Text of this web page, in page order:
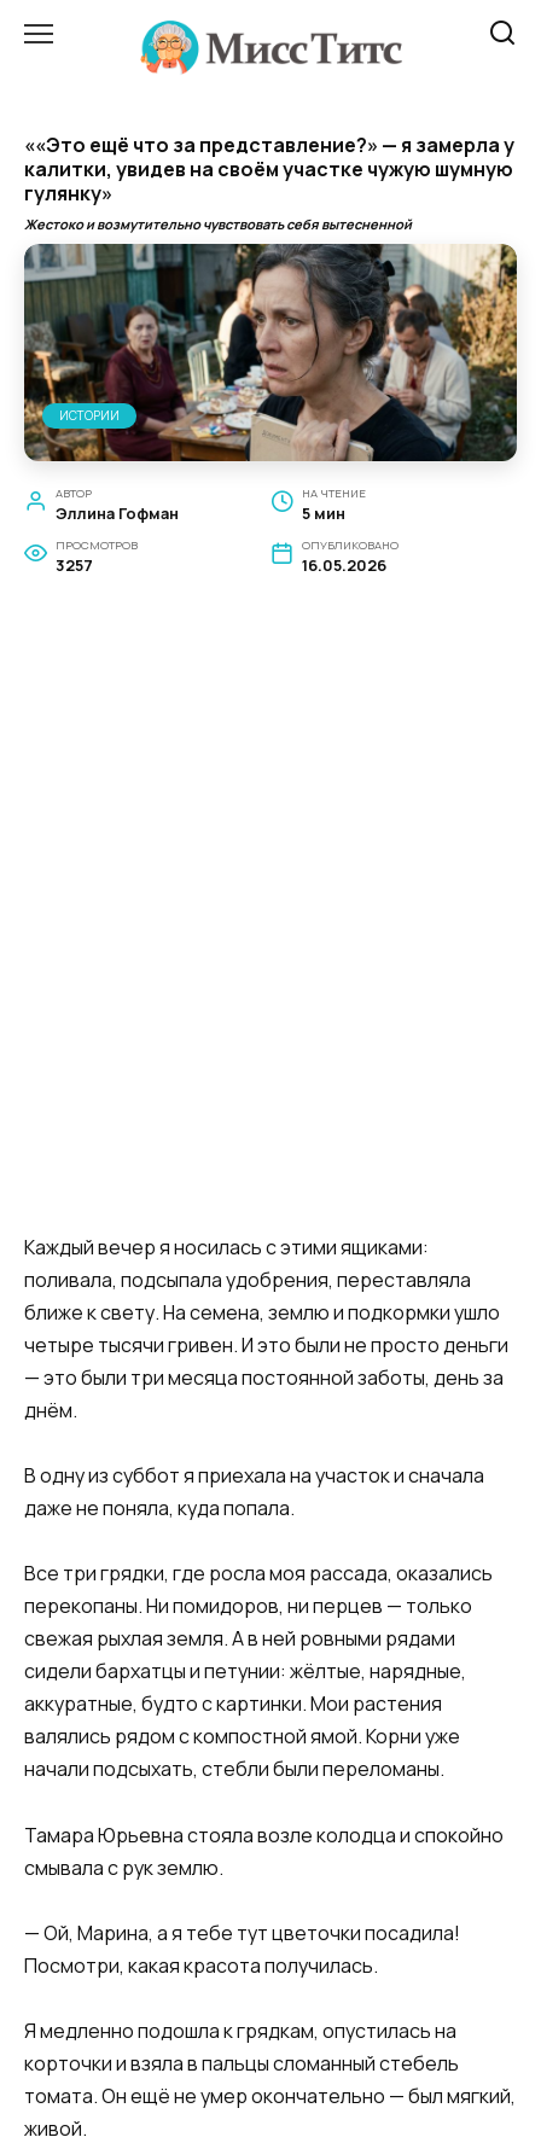
««Это ещё что за представление?» — я замерла у
калитки, увидев на своём участке чужую шумную
гулянку»
Жестоко и возмутительно чувствовать себя вытесненной
ИСТОРИИ
АВТОР
Эллина Гофман
НА ЧТЕНИЕ
5 мин
ПРОСМОТРОВ
3257
ОПУБЛИКОВАНО
16.05.2026
Каждый вечер я носилась с этими ящиками:
поливала, подсыпала удобрения, переставляла
ближе к свету. На семена, землю и подкормки ушло
четыре тысячи гривен. И это были не просто деньги
— это были три месяца постоянной заботы, день за
днём.
В одну из суббот я приехала на участок и сначала
даже не поняла, куда попала.
Все три грядки, где росла моя рассада, оказались
перекопаны. Ни помидоров, ни перцев — только
свежая рыхлая земля. А в ней ровными рядами
сидели бархатцы и петунии: жёлтые, нарядные,
аккуратные, будто с картинки. Мои растения
валялись рядом с компостной ямой. Корни уже
начали подсыхать, стебли были переломаны.
Тамара Юрьевна стояла возле колодца и спокойно
смывала с рук землю.
— Ой, Марина, а я тебе тут цветочки посадила!
Посмотри, какая красота получилась.
Я медленно подошла к грядкам, опустилась на
корточки и взяла в пальцы сломанный стебель
томата. Он ещё не умер окончательно — был мягкий,
живой.